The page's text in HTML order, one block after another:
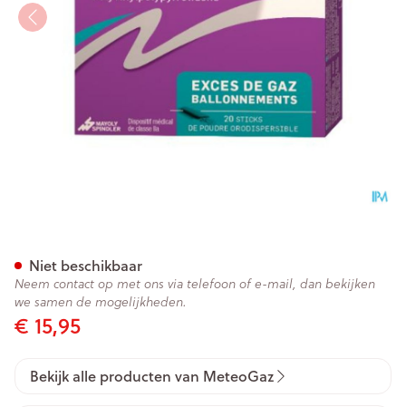
€ 15,95
Niet beschikbaar
Neem contact op met ons via telefoon of e-mail, dan bekijken
we samen de mogelijkheden.
Bekijk alle producten van MeteoGaz